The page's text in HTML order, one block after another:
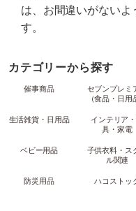
は、お間違いがないよ
す。
カテゴリーから探す
催事商品
セブンプレミ
（食品・日用
生活雑貨・日用品
インテリア
具・家電
ベビー用品
子供衣料・ス
ル関連
防災用品 ハコストッ